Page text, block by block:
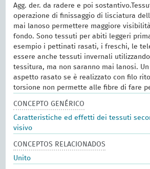
Agg. der. da radere e poi
operazione di finissaggio di lisciatura
mai lanoso permettere maggiore
fondo. Sono tessuti per abiti leggeri
esempio i pettinati rasati, i freschi, le
essere anche tessuti invernali
tessitura, ma non saranno mai lanosi.
aspetto rasato se è realizzato con filo
torsione non permette alle fibre di fare
CONCEPTO GENÉRICO
Caratteristiche ed effetti dei tessuti
visivo
CONCEPTOS RELACIONADOS
Unito